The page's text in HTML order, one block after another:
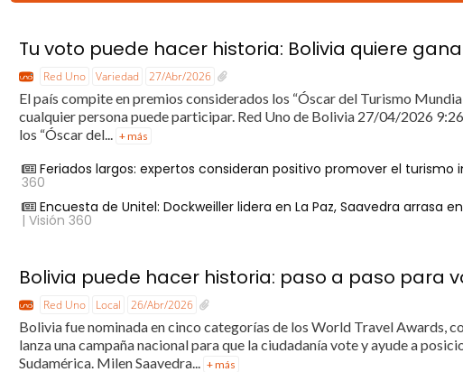
Tu voto puede hacer historia: Bolivia quiere
Red Uno Variedad 27/Abr/2026
El país compite en premios considerados los “Óscar del Turismo
cualquier persona puede participar. Red Uno de Bolivia 27/04/2026
los “Óscar del...
+ más
Feriados largos: expertos consideran positivo promover el
360
Encuesta de Unitel: Dockweiller lidera en La Paz, Saavedra arrasa
| Visión 360
Bolivia puede hacer historia: paso a paso para
Red Uno Local 26/Abr/2026
Bolivia fue nominada en cinco categorías de los World Travel Awards,
lanza una campaña nacional para que la ciudadanía vote y ayude a
Sudamérica. Milen Saavedra... + más